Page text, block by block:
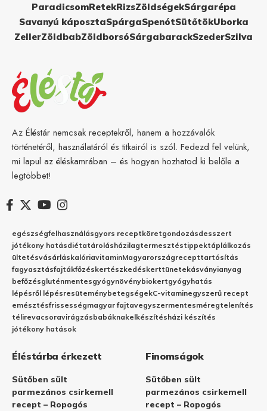
ParadicsomRetekRizsZöldségekSárgarépa
Savanyú káposztaSpárgaSpenótSütőtökUborka
ZellerZöldbabZöldborsóSárgabarackSzederSzilva
Az Éléstár nemcsak receptekről, hanem a hozzávalók
történetéről, használatáról és titkairól is szól. Fedezd fel velünk,
mi lapul az éléskamrában – és hogyan hozhatod ki belőle a
legtöbbet!
egészségfelhasználásgyors receptköretgondozásdesszert
jótékony hatásdiétatárolásházilagtermesztéstippektáplálkozás
ültetésvásárláskalóriavitaminMagyarországrecepttartósítás
fagyasztásfajtákfőzéskertészkedéskerttünetekásványianyag
befőzésgluténmentesgyógynövénybiokertgyógyhatás
lépésről lépésresüteménybetegségekC-vitaminegyszerű recept
emésztésfrissességmagyar fajtavegyszermentesméregtelenítés
télirevacsoravirágzásbabáknakelkészítésházi készítés
jótékony hatások
Éléstárba érkezett
Sütőben sült
parmezános csirkemell
recept – Ropogós
Finomságok
Sütőben sült
parmezános csirkemell
recept – Ropogós